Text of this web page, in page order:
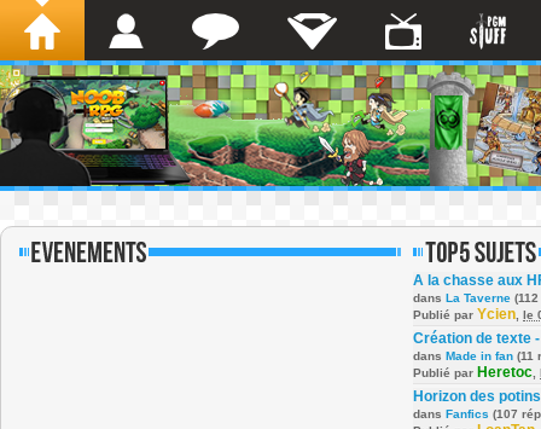
A la chasse aux
dans La Taverne
Publié par Ycien le
Création de texte
dans Made in fan (11
Publié par Heretoc
Horizon des potins
dans Fanfics (107